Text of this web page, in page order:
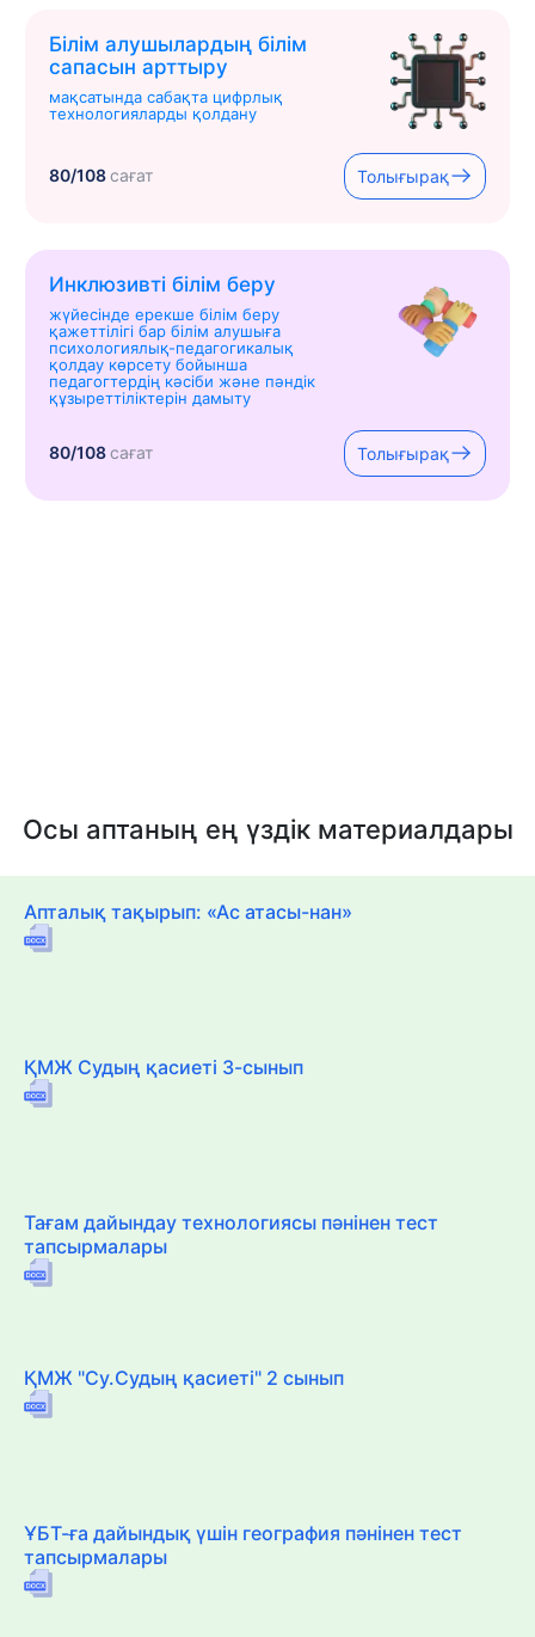
Білім алушылардың білім
сапасын арттыру
мақсатында сабақта цифрлық
технологияларды қолдану
80/108сағат Толығырақ
Инклюзивті білім беру
жүйесінде ерекше білім беру
қажеттілігі бар білім алушыға
психологиялық-педагогикалық
қолдау көрсету бойынша
педагогтердің кәсіби және пәндік
құзыреттіліктерін дамыту
80/108сағат Толығырақ
Осы аптаның ең үздік материалдары
Апталық тақырып: «Ас атасы-нан»
ҚМЖ Судың қасиеті 3-сынып
Тағам дайындау технологиясы пәнінен тест
тапсырмалары
ҚМЖ "Су.Судың қасиеті" 2 сынып
ҰБТ-ға дайындық үшін география пәнінен тест
тапсырмалары